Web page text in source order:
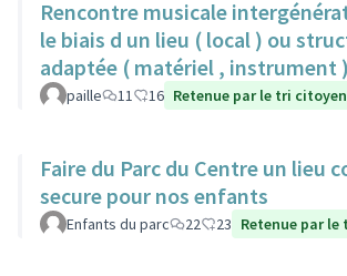
Rencontre musicale
le biais d un lieu ( local ) ou
adaptée ( matériel , instrument )
paille 11 16 Retenue par le tri citoyen
Faire du Parc du Centre un lieu
secure pour nos enfants
Enfants du parc 22 23 Retenue par